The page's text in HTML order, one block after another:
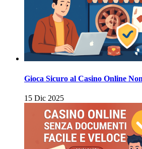
Gioca Sicuro al Casino Online
15 Dic 2025